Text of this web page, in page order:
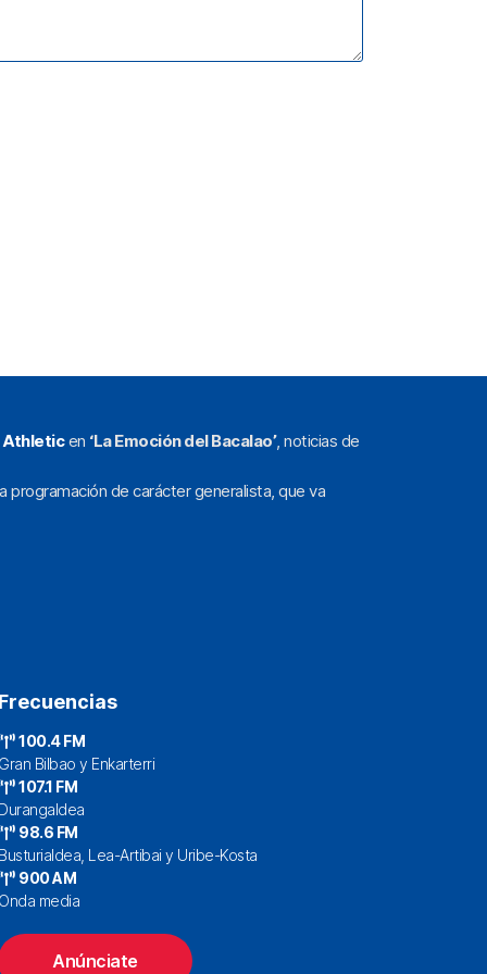
Athleticen ‘La Emoción del Bacalao’, noticias de
programación de carácter generalista, que va
100.4 FM
Bilbao y Enkarterri
107.1 FM
98.6 FM
Lea-Artibai y Uribe-Kosta
900 AM
media
Anúnciate